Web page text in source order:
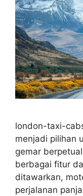
london-taxi-
menjadi pilihan
gemar
berbagai fitur
ditawarkan,
perjalanan